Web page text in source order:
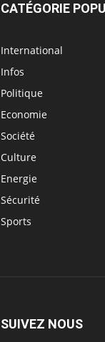
CATÉGORIE
International
Infos
Politique
Economie
Société
Culture
Energie
Sécurité
Sports
SUIVEZ NOUS